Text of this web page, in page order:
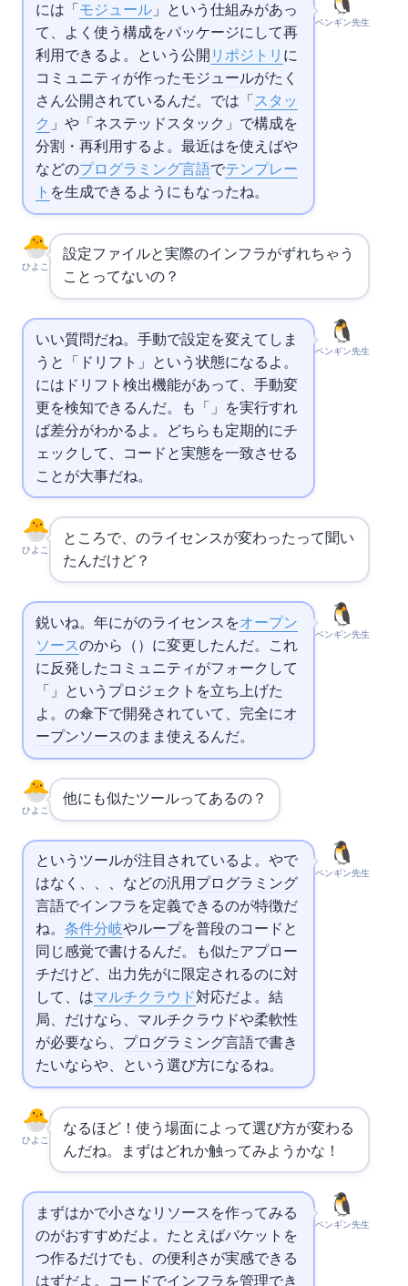
ペンギン先生
には「 モジュール 」という仕組みがあっ
て、よく使う構成をパッケージにして再
利用できるよ。
Registryという公開 リポジトリ に
コミュニティが作ったモジュールがたく
さん公開されているんだ。 では「 スタッ
ク 」や「ネステッドスタック」で構成を
分割・再利用するよ。最近はCDKを使えばや
などのプログラミング言語でテンプレー
ト を生成できるようにもなったね。
ひよこ
設定ファイルと実際のインフラがずれちゃう
ことってないの？
ペンギン先生
いい質問だね。手動で設定を変えてしま
うと「ドリフト」という状態になるよ。
にはドリフト検出機能があって、手動変
更を検知できるんだ。
も「terraform plan」を実行すれ
ば差分がわかるよ。どちらも定期的にチ
ェックして、コードと実態を一致させる
ことが大事だね。
ひよこ
ところで、 のライセンスが変わったって聞い
たんだけど…？
ペンギン先生
鋭いね。2023年にHashiCorpがのライセンスをオープン
ソースのMPLからBSL（Business Source License）に変更したんだ。これ
に反発したコミュニティがフォークして
「
」というプロジェクトを立ち上げた
よ。 Foundationの傘下で開発されていて、完全にオ
ープンソースのまま使えるんだ。
ひよこ
他にも似たツールってあるの？
ペンギン先生
というツールが注目されているよ。 やで
はなく、
、 、Goなどの汎用プログラミング
言語でインフラを定義できるのが特徴だ
ね。 条件分岐やループを普段のコードと
同じ感覚で書けるんだ。
CDKも似たアプロー
チだけど、出力先がに限定されるのに対
して、 はマルチクラウド対応だよ。結
局、 だけなら 、 マルチクラウドや柔軟性
が必要なら 、 プログラミング言語で書き
たいならやCDK、という選び方になるね。
ひよこ
なるほど！使う場面によって選び方が変わる
んだね。まずはどれか触ってみようかな！
ペンギン先生
まずはかで小さな リソース を作ってみる
のがおすすめだよ。たとえばS3バケットを1
つ作るだけでも、 の便利さが実感できる
はずだよ。コードでインフラを管理でき